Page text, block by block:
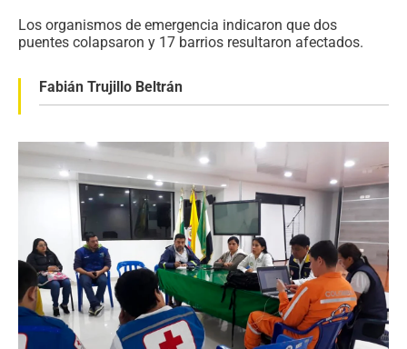
Los organismos de emergencia indicaron que dos
puentes colapsaron y 17 barrios resultaron afectados.
Fabián Trujillo Beltrán